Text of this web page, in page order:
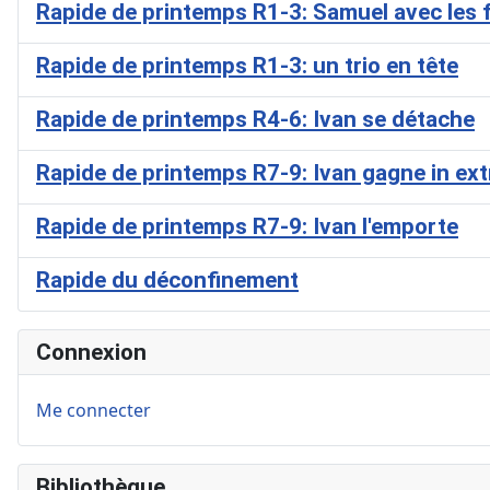
Rapide de printemps R1-3: Samuel avec les
Rapide de printemps R1-3: un trio en tête
Rapide de printemps R4-6: Ivan se détache
Rapide de printemps R7-9: Ivan gagne in
Rapide de printemps R7-9: Ivan l'emporte
Rapide du déconfinement
Connexion
Me connecter